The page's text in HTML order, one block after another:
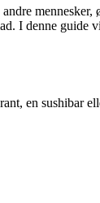
mennesker,
I denne guide
en sushibar